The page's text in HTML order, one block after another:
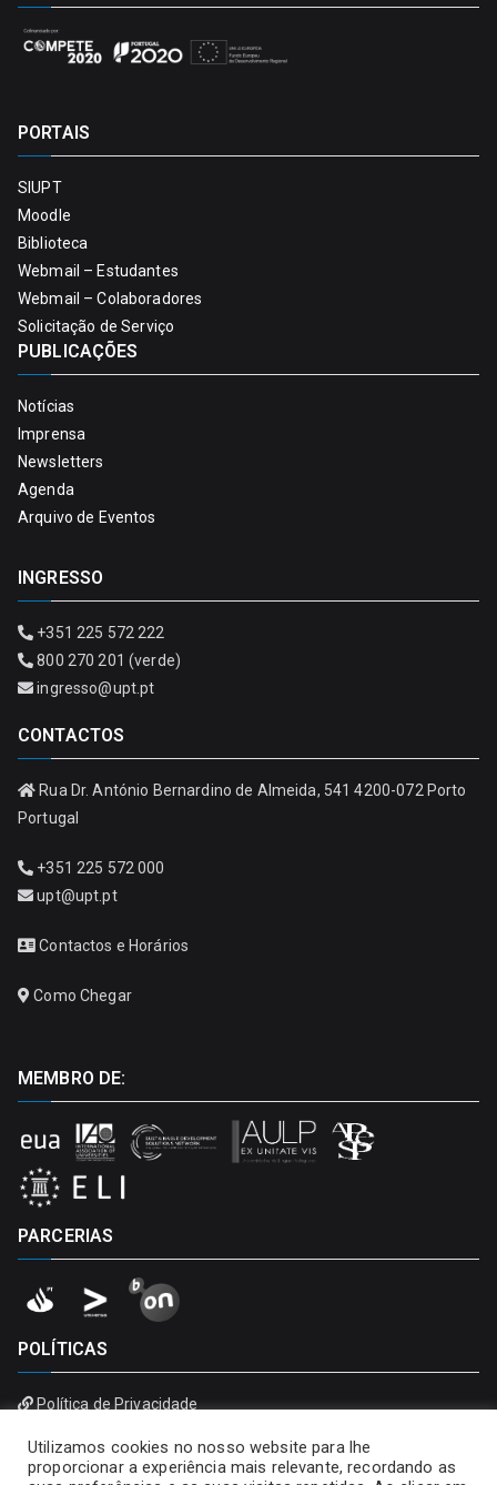
PORTAIS
SIUPT
Moodle
Biblioteca
Webmail – Estudantes
Webmail – Colaboradores
Solicitação de Serviço
PUBLICAÇÕES
Notícias
Imprensa
Newsletters
Agenda
Arquivo de Eventos
INGRESSO
+351 225 572 222
800 270 201 (verde)
ingresso@upt.pt
CONTACTOS
Rua Dr. António Bernardino de Almeida, 541 4200-072 Porto
Portugal
+351 225 572 000
upt@upt.pt
Contactos e Horários
Como Chegar
MEMBRO DE:
PARCERIAS
POLÍTICAS
Política de Privacidade
Utilizamos cookies no nosso website para lhe
proporcionar a experiência mais relevante, recordando as